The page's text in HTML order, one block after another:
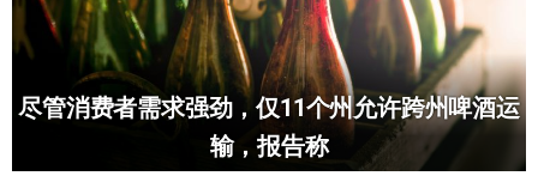
尽管消费者需求强劲，仅11个州允许跨州啤酒运
输，报告称